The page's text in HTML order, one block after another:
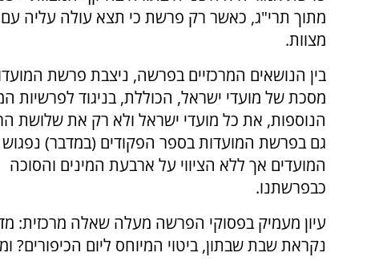
מצוות.
בין הנושאים המרכזיים בפרשה, ניצבת פרשת
מסכת של מועדי ישראל, הכוללת, בניגוד לפרשיות
הנוספות, את כל מועדי ישראל ולא רק את שלושת
גם בפרשת המועדות בספר הפקודים (במדבר)
המועדים אך ללא הציווי על ארבעת המינים והסוכה
כבפרשתנו.
עיון מעמיק בפסוקי הפרשה מעלה שאלה מרכזית:
נקראת שבת שבתון, ביטוי המיוחס ליום